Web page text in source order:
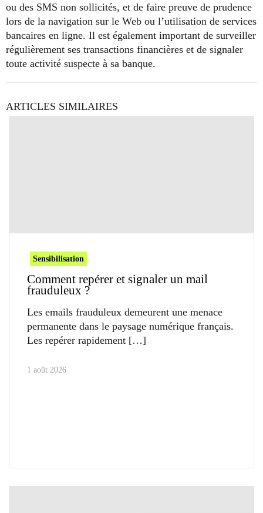
ou des SMS non sollicités, et de faire preuve de prudence
lors de la navigation sur le Web ou l’utilisation de services
bancaires en ligne. Il est également important de surveiller
régulièrement ses transactions financières et de signaler
toute activité suspecte à sa banque.
ARTICLES SIMILAIRES
Sensibilisation
Comment repérer et signaler un mail
frauduleux ?
Les emails frauduleux demeurent une menace
permanente dans le paysage numérique français.
Les repérer rapidement
1 août 2026